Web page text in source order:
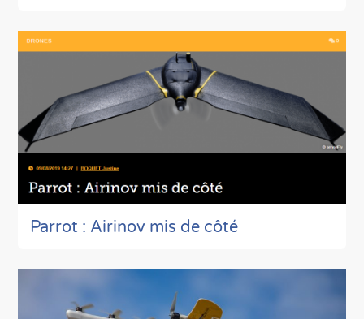
Parrot : Airinov mis de côté